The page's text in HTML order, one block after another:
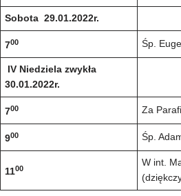
Sobota 29.01.2022r.
700 Śp.
IV Niedziela zwykła
30.01.2022r.
700 Za
900 Śp.
1100
W int.